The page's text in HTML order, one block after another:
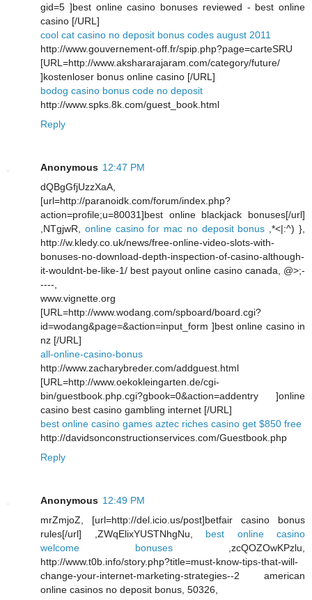
gid=5 ]best online casino bonuses reviewed - best online
casino [/URL]
cool cat casino no deposit bonus codes august 2011
http://www.gouvernement-off.fr/spip.php?page=carteSRU
[URL=http://www.akshararajaram.com/category/future/
]kostenloser bonus online casino [/URL]
bodog casino bonus code no deposit
http://www.spks.8k.com/guest_book.html
Reply
Anonymous 12:47 PM
dQBgGfjUzzXaA,
[url=http://paranoidk.com/forum/index.php?
action=profile;u=80031]best online blackjack bonuses[/url]
,NTgjwR, online casino for mac no deposit bonus ,*<|:^) },
http://w.kledy.co.uk/news/free-online-video-slots-with-
bonuses-no-download-depth-inspection-of-casino-although-
it-wouldnt-be-like-1/ best payout online casino canada, @>;-
----,
www.vignette.org
[URL=http://www.wodang.com/spboard/board.cgi?
id=wodang&page=&action=input_form ]best online casino in
nz [/URL]
all-online-casino-bonus
http://www.zacharybreder.com/addguest.html
[URL=http://www.oekokleingarten.de/cgi-
bin/guestbook.php.cgi?gbook=0&action=addentry ]online
casino best casino gambling internet [/URL]
best online casino games aztec riches casino get $850 free
http://davidsonconstructionservices.com/Guestbook.php
Reply
Anonymous 12:49 PM
mrZmjoZ, [url=http://del.icio.us/post]betfair casino bonus
rules[/url] ,ZWqElixYUSTNhgNu, best online casino
welcome bonuses ,zcQOZOwKPzlu,
http://www.t0b.info/story.php?title=must-know-tips-that-will-
change-your-internet-marketing-strategies--2 american
online casinos no deposit bonus, 50326,